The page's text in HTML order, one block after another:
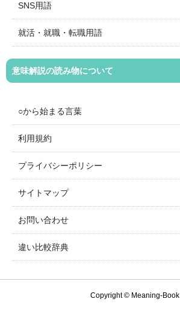
SNS用語
就活・就職・転職用語
意味解説の読み物について
○から始まる言葉
利用規約
プライバシーポリシー
サイトマップ
お問い合わせ
違い比較辞典
Copyright © Meaning-Book